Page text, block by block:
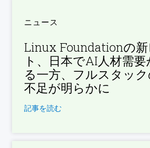
ニュース
Linux Foundationの新
ト、日本でAI人材需
る一方、フルスタッ
不足が明らかに
記事を読む